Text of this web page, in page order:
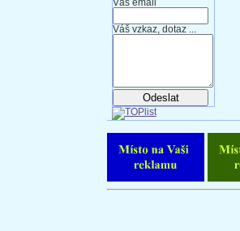
Váš email
Váš vzkaz, dotaz ...